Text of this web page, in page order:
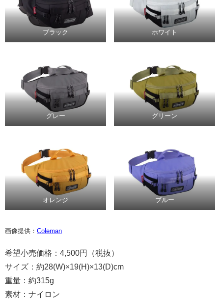
ブラック ホワイト
グレー グリーン
オレンジ ブルー
画像提供： Coleman
希望小売価格：4,500円（税抜）
サイズ：約28(W)×19(H)×13(D)cm
重量：約315g
素材：ナイロン